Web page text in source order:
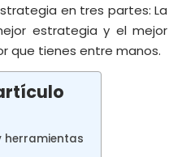
en tres partes: La
estrategia y el mejor
que tienes entre manos.
herramientas